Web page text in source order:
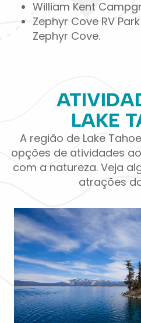
William Kent
Zephyr Cove RV
Zephyr Cove.
LAKE
A região de Lake
opções de atividades
com a natureza. Veja
atrações